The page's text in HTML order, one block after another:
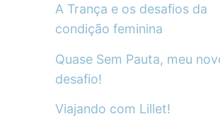
A Trança e os desafios da
condição feminina
Quase Sem Pauta, meu
desafio!
Viajando com Lillet!